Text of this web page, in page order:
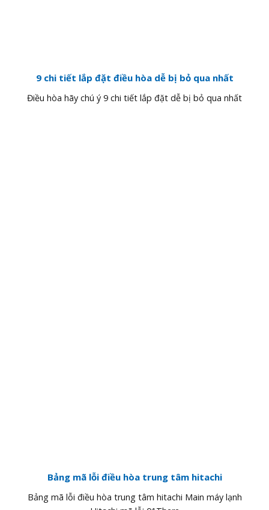
9 chi tiết lắp đặt điều hòa dễ bị bỏ qua nhất
Điều hòa hãy chú ý 9 chi tiết lắp đặt dễ bị bỏ qua nhất
Bảng mã lỗi điều hòa trung tâm hitachi
Bảng mã lỗi điều hòa trung tâm hitachi Main máy lạnh